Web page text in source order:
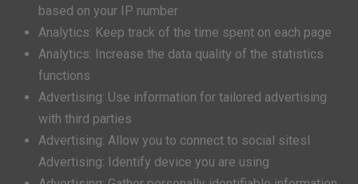
based on your IP number
Analytics: Keep track of the time spent on each page
Analytics: Increase the data quality of the statistics
functions
Advertising: Use information for tailored advertising
with third parties
Advertising: Allow you to connect to social sitesl
Advertising: Identify device you are using